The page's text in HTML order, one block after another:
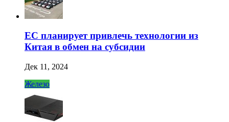
ЕС планирует привлечь технологии из
Китая в обмен на субсидии
Дек 11, 2024
Железо